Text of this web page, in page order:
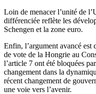
Loin de menacer l’unité de
différenciée reflète les
Schengen et la zone euro.
Enfin, l’argument avancé est
de vote de la Hongrie au
l’article 7 ont été bloquées
changement dans la
récent changement de
une voie vers l’avenir.